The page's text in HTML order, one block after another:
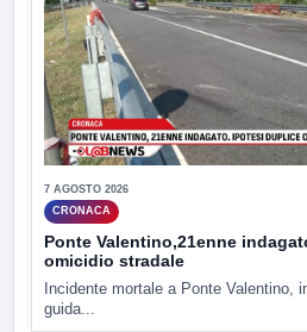
7 AGOSTO 2026
CRONACA
Ponte Valentino,21enne
omicidio stradale
Incidente mortale a Ponte Valentino,
guida...